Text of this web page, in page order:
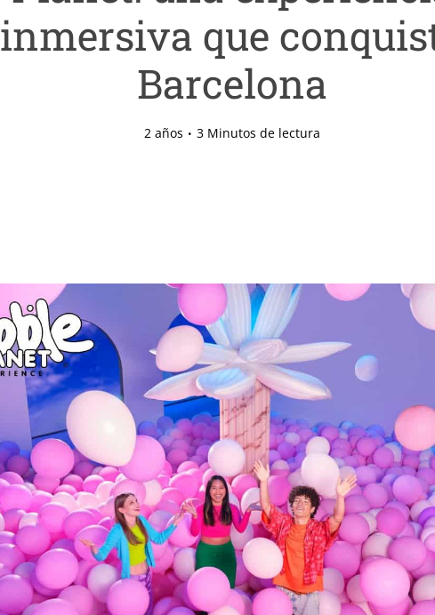
inmersiva que
Barcelona
2 años 3 Minutos de lectura